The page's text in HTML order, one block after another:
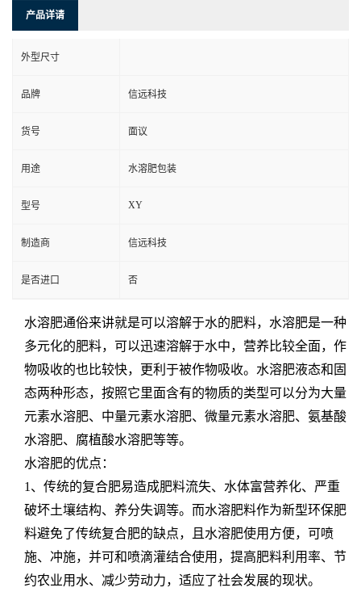
产品详请
外型尺寸
品牌 信远科技
货号 面议
用途 水溶肥包装
型号 XY
制造商 信远科技
是否进口 否
水溶肥通俗来讲就是可以溶解于水的肥料，水溶肥是一种
多元化的肥料，可以迅速溶解于水中，营养比较全面，作
物吸收的也比较快，更利于被作物吸收。水溶肥液态和固
态两种形态，按照它里面含有的物质的类型可以分为大量
元素水溶肥、中量元素水溶肥、微量元素水溶肥、氨基酸
水溶肥、腐植酸水溶肥等等。
水溶肥的优点：
1、传统的复合肥易造成肥料流失、水体富营养化、严重
破坏土壤结构、养分失调等。而水溶肥料作为新型环保肥
料避免了传统复合肥的缺点，且水溶肥使用方便，可喷
施、冲施，并可和喷滴灌结合使用，提高肥料利用率、节
约农业用水、减少劳动力，适应了社会发展的现状。